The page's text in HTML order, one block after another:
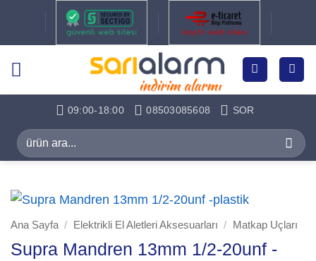
09:00-18:00 08503085608 SOR
Ara:
Ana Sayfa / Elektrikli El Aletleri Aksesuarları / Matkap Uçları
Supra Mandren 13mm 1/2-20unf -